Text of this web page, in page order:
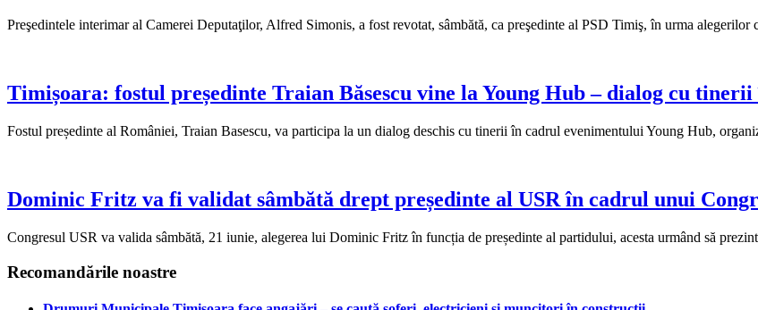
Preşedintele interimar al Camerei Deputaţilor, Alfred Simonis, a fost revotat, sâmbătă, ca preşedinte al PSD Timiş, în urma
Timișoara: fostul președinte Traian Băsescu vine la Young Hub – dialog cu
Fostul președinte al României, Traian Basescu, va participa la un dialog deschis cu tinerii în cadrul evenimentului Young Hub,
Dominic Fritz va fi validat sâmbătă drept președinte al USR în cadrul unui
Congresul USR va valida sâmbătă, 21 iunie, alegerea lui Dominic Fritz în funcția de președinte al partidului, acesta urmând să
Recomandările noastre